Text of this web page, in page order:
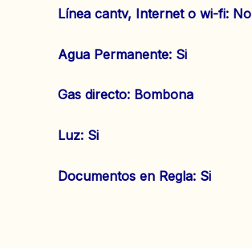
‌Línea cantv, Internet o wi-fi: No
‌Agua Permanente: Si
‌Gas directo: Bombona
‌Luz: Si
‌Documentos en Regla: Si